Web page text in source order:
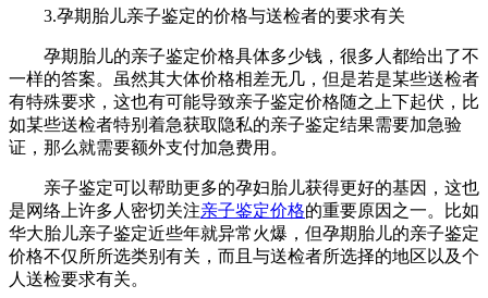
3.孕期胎儿亲子鉴定的价格与送检者的要求有关
孕期胎儿的亲子鉴定价格具体多少钱，很多人都给出了不
一样的答案。虽然其大体价格相差无几，但是若是某些送检者
有特殊要求，这也有可能导致亲子鉴定价格随之上下起伏，比
如某些送检者特别着急获取隐私的亲子鉴定结果需要加急验
证，那么就需要额外支付加急费用。
亲子鉴定可以帮助更多的孕妇胎儿获得更好的基因，这也
是网络上许多人密切关注亲子鉴定价格的重要原因之一。比如
华大胎儿亲子鉴定近些年就异常火爆，但孕期胎儿的亲子鉴定
价格不仅所所选类别有关，而且与送检者所选择的地区以及个
人送检要求有关。